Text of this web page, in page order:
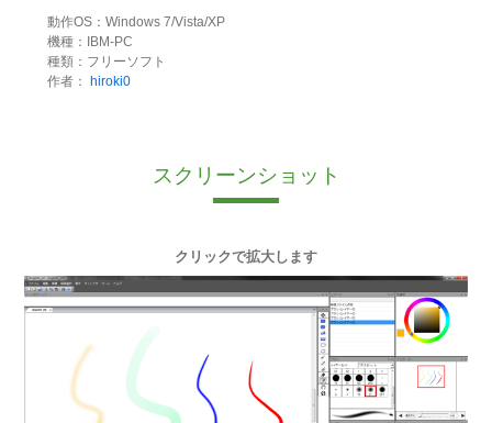
動作OS：Windows 7/Vista/XP
機種：IBM-PC
種類：フリーソフト
作者：
hiroki0
スクリーンショット
クリックで拡大します